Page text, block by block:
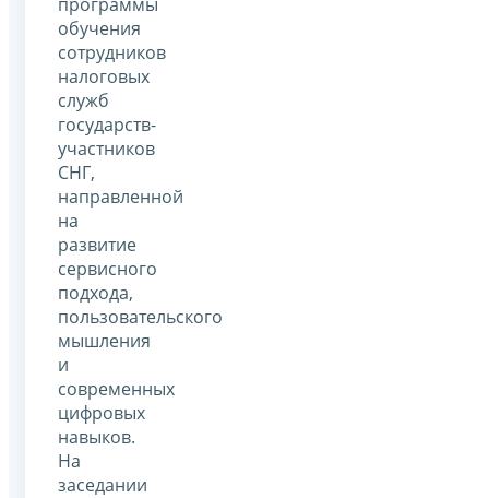
обучения
сотрудников
налоговых
служб
государств-
участников
СНГ,
направленной
на
развитие
сервисного
подхода,
пользовательского
мышления
и
современных
цифровых
навыков.
На
заседании